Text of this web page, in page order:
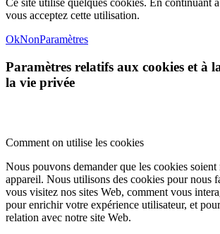
Ce site utilise quelques cookies. En continuant
vous acceptez cette utilisation.
OkNonParamètres
Paramètres relatifs aux cookies et à
la vie privée
Comment on utilise les cookies
Nous pouvons demander que les cookies soient
appareil. Nous utilisons des cookies pour nous
vous visitez nos sites Web, comment vous
pour enrichir votre expérience utilisateur, et
relation avec notre site Web.